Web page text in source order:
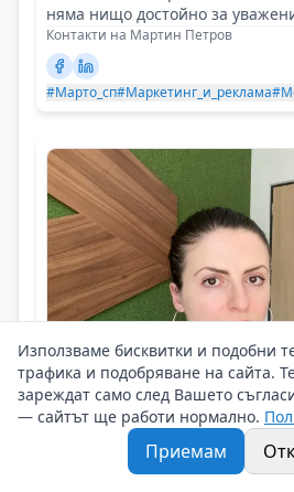
няма нищо достойно за
Контакти на Мартин Петров
#Марто_сп#Маркетинг_и_реклама
Гергана
Кариерата ви е
Използваме бисквитки и подобни
трафика и подобряване на сайта.
зареждат само след Вашето
— сайтът ще работи нормално.
Приемам